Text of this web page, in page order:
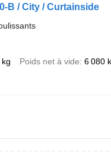
B / City / Curtainside
kg Poids net à vide 6 080